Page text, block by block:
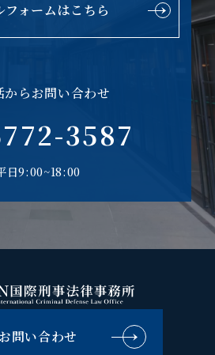
フォームはこちら
からお問い合わせ
3587
日9:00~18:00
問い合わせ